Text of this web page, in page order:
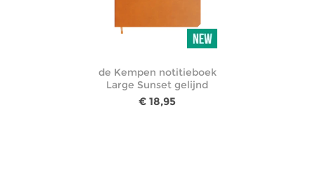
de Kempen notitieboek
Large Sunset gelijnd
€ 18,95